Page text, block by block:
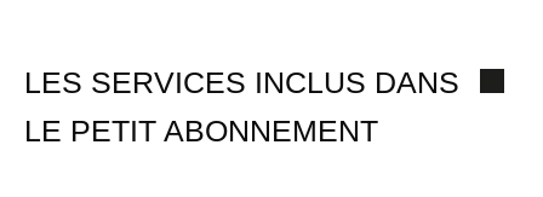
LES SERVICES INCLUS DANS
LE PETIT ABONNEMENT
Quelques
mots...